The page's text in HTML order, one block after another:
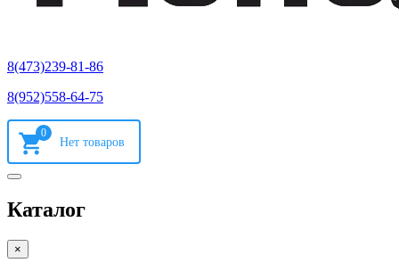
8(473)239-81-86
8(952)558-64-75
0
Каталог
×